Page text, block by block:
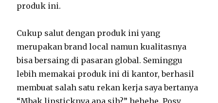
produk ini.
Cukup salut dengan produk ini yang
merupakan brand local namun kualitasnya
bisa bersaing di pasaran global. Seminggu
lebih memakai produk ini di kantor, berhasil
membuat salah satu rekan kerja saya bertanya
“Mbak lipsticknya apa sih?” hehehe. Posy